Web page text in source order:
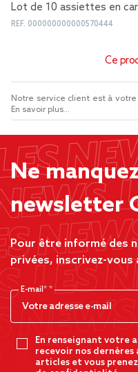
Lot de 10 assiettes en
REF. 000000000000570444
Ce
Notre service client est à
En savoir plus...
Ne
newsletter
Pour être informé des
privées, inscrivez-vous
E-mail*
En renseignant votre
recevoir nos
articles et vous